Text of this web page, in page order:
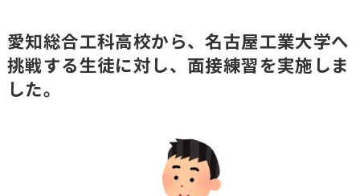
愛知総合工科高校から、名古屋工業大学へ
挑戦する生徒に対し、面接練習を実施しま
した。